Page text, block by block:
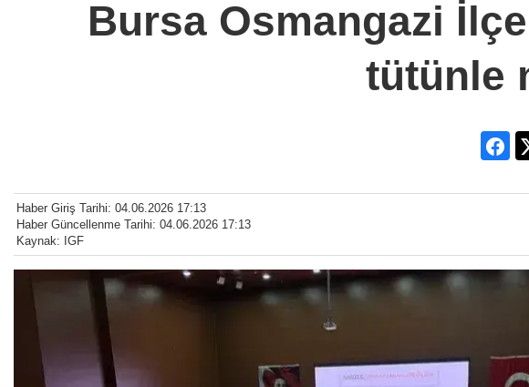
Bursa Osmangazi
tütünle
Haber Giriş Tarihi: 04.06.2026 17:13
Haber Güncellenme Tarihi: 04.06.2026 17:13
Kaynak: IGF